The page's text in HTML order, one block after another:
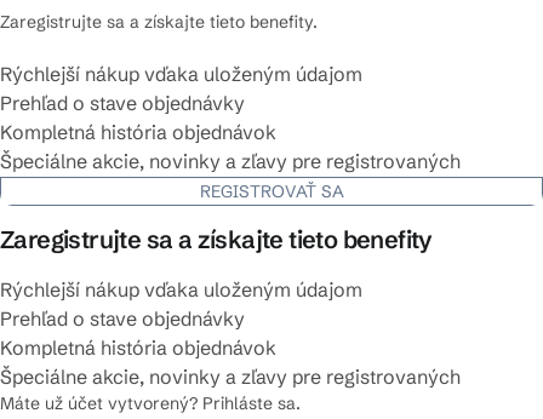
Zaregistrujte sa a získajte tieto benefity.
Rýchlejší nákup vďaka uloženým údajom
Prehľad o stave objednávky
Kompletná história objednávok
Špeciálne akcie, novinky a zľavy pre registrovaných
REGISTROVAŤ SA
Zaregistrujte sa a získajte tieto benefity
Rýchlejší nákup vďaka uloženým údajom
Prehľad o stave objednávky
Kompletná história objednávok
Špeciálne akcie, novinky a zľavy pre registrovaných
Máte už účet vytvorený? Prihláste sa.